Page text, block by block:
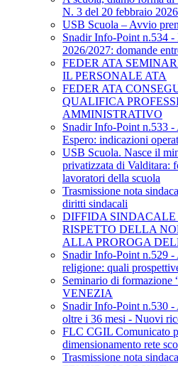
N. 3 del 20 febbraio 2026
USB Scuola – Avvio
Snadir Info-Point n.534
2026/2027: domande
FEDER ATA
IL PERSONALE ATA
FEDER ATA
QUALIFICA
AMMINISTRATIVO
Snadir Info-Point n.533 -
Espero: indicazioni
USB Scuola. Nasce il
privatizzata di Valditara:
lavoratori della scuola
Trasmissione nota
diritti sindacali
DIFFIDA SINDACALE
RISPETTO DELLA
ALLA PROROGA
Snadir Info-Point n.529 -
religione: quali
Seminario di formazione
VENEZIA
Snadir Info-Point n.530 -
oltre i 36 mesi - Nuovi
FLC CGIL Comunicato
dimensionamento rete
Trasmissione nota